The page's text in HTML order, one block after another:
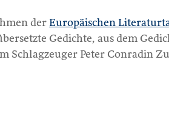
der Europäischen
Gedichte, aus dem
Schlagzeuger Peter Conradin